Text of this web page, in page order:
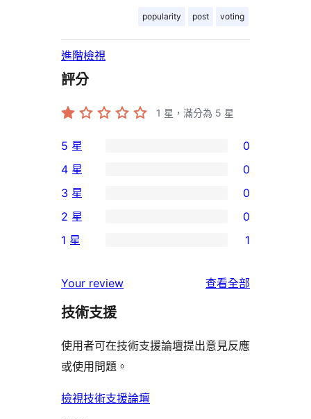
popularity post voting
進階檢視
評分
1 星，滿分為 5 星
0
個
5
星
使
者
論
5 星 0
個
4
星
用
者
論
4 星 0
0
個
3
使
用
評
論
3 星 0
個
星
使
者
評
論
2 星 0
1
星
用
者
評
1 星 1
Your review 查看全部
評
技術支援
使用者可在技術支援論壇提出意見反應
或使用問題。
檢視技術支援論壇